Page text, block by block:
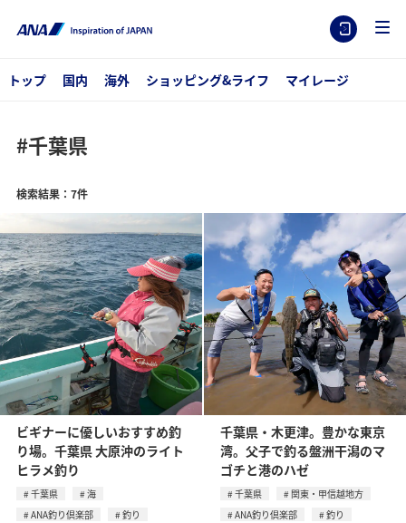
トップ 国内 海外 ショッピング&ライフ マイレージ
#千葉県
検索結果：7件
ビギナーに優しいおすすめ釣
り場。千葉県 大原沖のライト
ヒラメ釣り
千葉県
海
ANA釣り倶楽部
釣り
千葉県・木更津。豊かな東京
湾。父子で釣る盤洲干潟のマ
ゴチと港のハゼ
千葉県
関東・甲信越地方
ANA釣り倶楽部
釣り